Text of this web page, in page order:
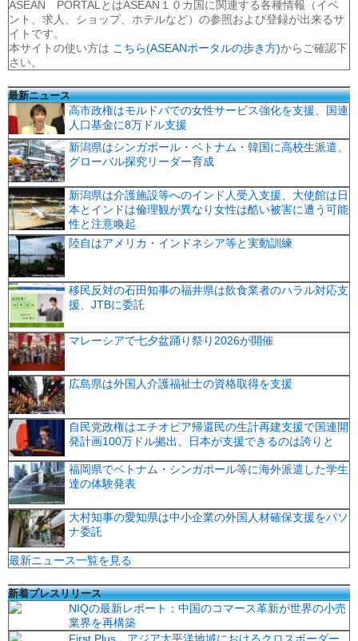
ASEAN PORTALとはASEAN１０カ国に関連する各種情報（イベ
ント、求人、ショップ、ホテルなど）の参照および登録が出来るサ
イトです。
本サイトの使い方は こちら(ASEANポータルの歩き方)からご確認下
さい。
最新ニュース
高市政権はモルドバでの女性サービス強化を支援、国連
人口基金に8万ドル支援
新潟県はシンガポール・ベトナム・韓国に高校生派遣、
グローバル探究リーダー育成
新潟県は介護施設等へのインド人受入支援、大使館は日
本とインドは倫理観が異なり女性は酷い被害に遭う可能
性と注意喚起
陸自はアメリカ・インドネシア等と実動訓練
移民反対の石田知事の福井県は飲食業者のハラル対応支
援、JTBに委託
マレーシアで七夕盆踊り祭り2026が開催
広島県は外国人介護福祉士の資格取得を支援
自民党政権はエチオピア帰還民の生計再建支援で国連開
発計画100万ドル拠出、日本が支援できるのは誇りと
福岡県でベトナム・シンガポール等に海外派遣した学生
達の体験発表
大村知事の愛知県は中小企業の外国人材確保支援をパソ
ナ委託
最新ニュース一覧を見る
新着プレスリリース
NIQの最新レポート：中国のコマース革新が世界の小売
業界を再構築
First Plus、アジア太平洋地域におけるクロスボーダー